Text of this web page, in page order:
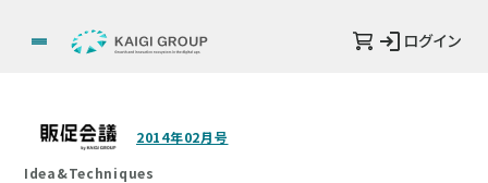
ログイン
2014年02月号
Idea&Techniques